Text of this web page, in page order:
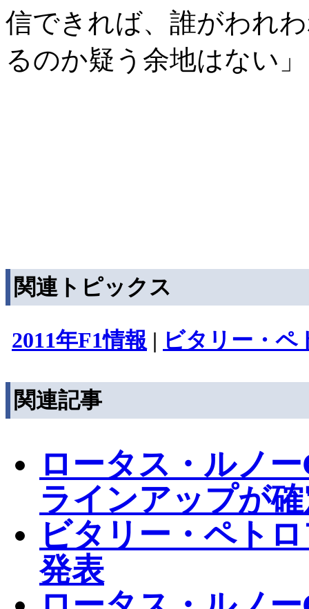
信できれば、誰がわれ
るのか疑う余地はない」
関連トピックス
2011年F1情報 | ビタリー・ペ
関連記事
ロータス・ルノ
ラインアップが
ビタリー・ペト
発表